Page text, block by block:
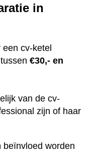
in
cv-ketel
€30,- en
van de cv-
zijn of haar
beïnvloed worden